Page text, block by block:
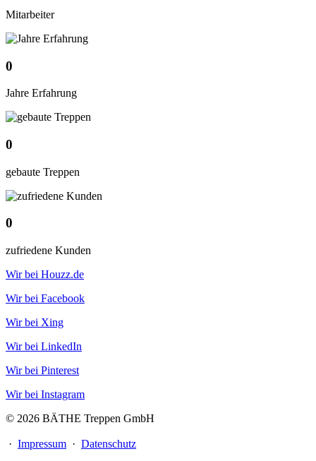
Mitarbeiter
0
Jahre Erfahrung
0
gebaute Treppen
0
zufriedene Kunden
Wir bei Houzz.de
Wir bei Facebook
Wir bei Xing
Wir bei LinkedIn
Wir bei Pinterest
Wir bei Instagram
© 2026 BÄTHE Treppen GmbH
· Impressum · Datenschutz